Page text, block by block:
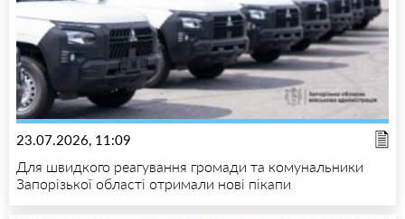
23.07.2026, 11:09
Для швидкого реагування громади та комунальники
Запорізької області отримали нові пікапи